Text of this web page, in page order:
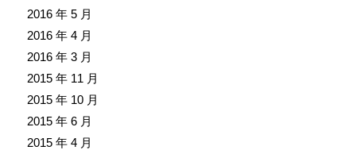
2016 年 5 月
2016 年 4 月
2016 年 3 月
2015 年 11 月
2015 年 10 月
2015 年 6 月
2015 年 4 月